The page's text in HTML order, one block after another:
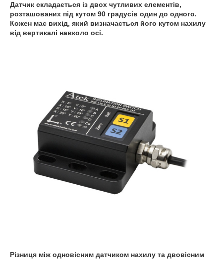
Датчик складається із двох чутливих елементів,
розташованих під кутом 90 градусів один до одного.
Кожен має вихід, який визначається його кутом нахилу
від вертикалі навколо осі.
Різниця між одновісним датчиком нахилу та двовісним